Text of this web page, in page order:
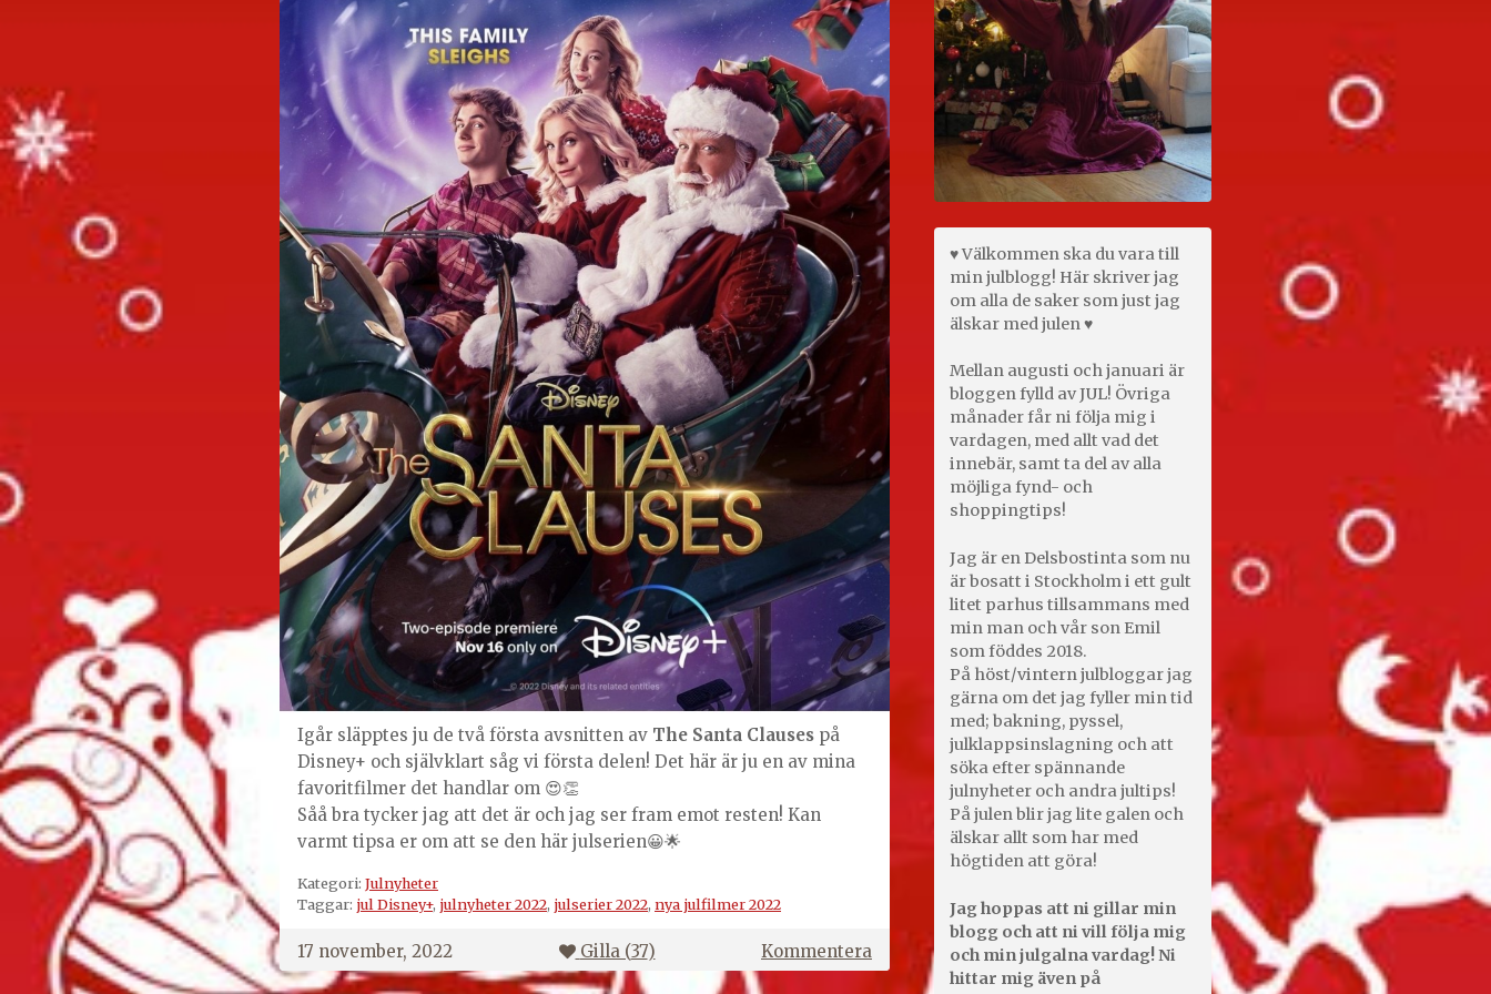
Igår släpptes ju de två första avsnitten av The Santa Clauses på
Disney+ och självklart såg vi första delen! Det här är ju en av mina
favoritfilmer det handlar om 😍👏
Såå bra tycker jag att det är och jag ser fram emot resten! Kan
varmt tipsa er om att se den här julserien😀🌟
Kategori: Julnyheter
Taggar: jul Disney+, julnyheter 2022, julserier 2022, nya julfilmer 2022
17 november, 2022 Gilla (37) Kommentera
The
♥ Välkommen ska du vara till
min julblogg! Här skriver jag
om alla de saker som just jag
älskar med julen ♥
Mellan augusti och januari är
bloggen fylld av JUL! Övriga
månader får ni följa mig i
vardagen, med allt vad det
innebär, samt ta del av alla
möjliga fynd- och
shoppingtips!
Jag är en Delsbostinta som nu
är bosatt i Stockholm i ett gult
litet parhus tillsammans med
min man och vår son Emil
som föddes 2018.
På höst/vintern julbloggar jag
gärna om det jag fyller min tid
med; bakning, pyssel,
julklappsinslagning och att
söka efter spännande
julnyheter och andra jultips!
På julen blir jag lite galen och
älskar allt som har med
högtiden att göra!
Jag hoppas att ni gillar min
blogg och att ni vill följa mig
och min julgalna vardag! Ni
hittar mig även på